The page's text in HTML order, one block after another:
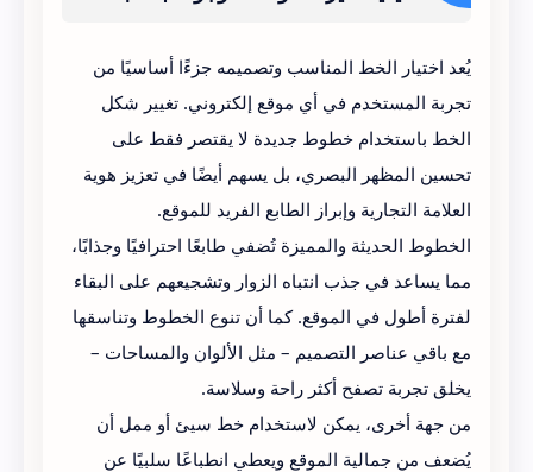
يُعد اختيار الخط المناسب وتصميمه جزءًا أساسيًا من
تجربة المستخدم في أي موقع إلكتروني. تغيير شكل
الخط باستخدام خطوط جديدة لا يقتصر فقط على
تحسين المظهر البصري، بل يسهم أيضًا في تعزيز هوية
العلامة التجارية وإبراز الطابع الفريد للموقع.
الخطوط الحديثة والمميزة تُضفي طابعًا احترافيًا وجذابًا،
مما يساعد في جذب انتباه الزوار وتشجيعهم على البقاء
لفترة أطول في الموقع. كما أن تنوع الخطوط وتناسقها
مع باقي عناصر التصميم – مثل الألوان والمساحات –
يخلق تجربة تصفح أكثر راحة وسلاسة.
من جهة أخرى، يمكن لاستخدام خط سيئ أو ممل أن
يُضعف من جمالية الموقع ويعطي انطباعًا سلبيًا عن